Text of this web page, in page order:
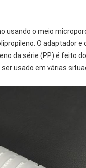
usando o meio
O adaptador
da série (PP) é feito
usado em várias